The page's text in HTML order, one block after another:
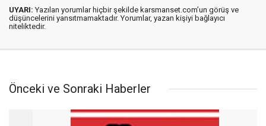
UYARI: Yazılan yorumlar hiçbir şekilde karsmanset.com’un görüş ve
düşüncelerini yansıtmamaktadır. Yorumlar, yazan kişiyi bağlayıcı
niteliktedir.
Önceki ve Sonraki Haberler